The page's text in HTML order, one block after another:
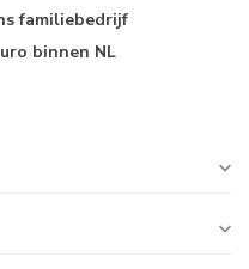
familiebedrijf
binnen NL